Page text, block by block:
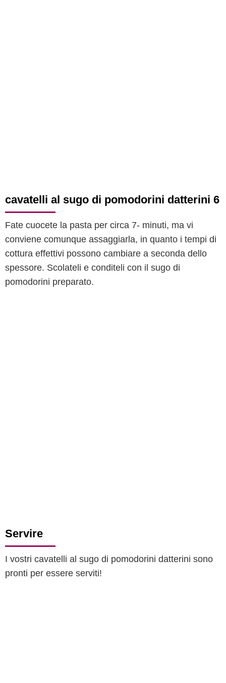
cavatelli al sugo di pomodorini datterini 6
Fate cuocete la pasta per circa 7- minuti, ma vi
conviene comunque assaggiarla, in quanto i tempi di
cottura effettivi possono cambiare a seconda dello
spessore. Scolateli e conditeli con il sugo di
pomodorini preparato.
Servire
I vostri cavatelli al sugo di pomodorini datterini sono
pronti per essere serviti!